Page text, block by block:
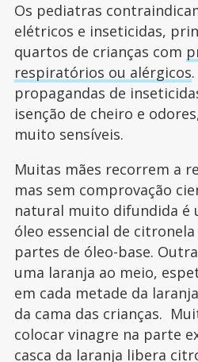
Os pediatras
elétricos e inseticidas,
quartos de crianças com
respiratórios ou alérgicos
propagandas de
isenção de cheiro e
muito sensíveis.
Muitas mães recorrem a
mas sem comprovação
natural muito difundida é
óleo essencial de
partes de óleo-base.
uma laranja ao meio,
em cada metade da
da cama das crianças.
colocar vinagre na parte
casca da laranja libera